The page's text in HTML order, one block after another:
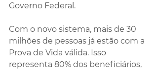
Governo Federal.
Com o novo sistema, mais de 30
milhões de pessoas já estão com a
Prova de Vida válida. Isso
representa 80% dos beneficiários,